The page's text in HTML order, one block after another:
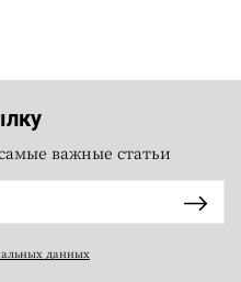
важные статьи
данных